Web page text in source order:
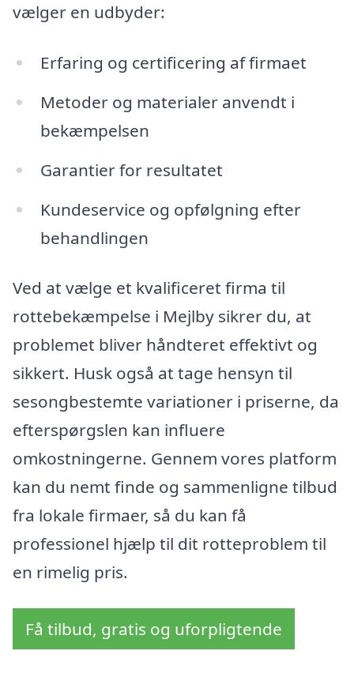
vælger en udbyder:
Erfaring og certificering af firmaet
Metoder og materialer anvendt i
bekæmpelsen
Garantier for resultatet
Kundeservice og opfølgning efter
behandlingen
Ved at vælge et kvalificeret firma til
rottebekæmpelse i Mejlby sikrer du, at
problemet bliver håndteret effektivt og
sikkert. Husk også at tage hensyn til
sesongbestemte variationer i priserne, da
efterspørgslen kan influere
omkostningerne. Gennem vores platform
kan du nemt finde og sammenligne tilbud
fra lokale firmaer, så du kan få
professionel hjælp til dit rotteproblem til
en rimelig pris.
Få tilbud, gratis og uforpligtende